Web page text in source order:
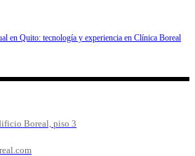
en Quito: tecnología y experiencia en Clínica Boreal
Boreal, piso 3